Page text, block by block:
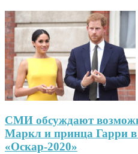
СМИ обсуждают
Маркл и принца Гарри
«Оскар-2020»